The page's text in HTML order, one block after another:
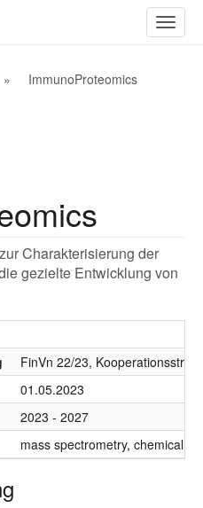
ein-/
ImmunoProteomics
Charakterisierung der
gezielte Entwicklung von
FinVn 22/23,
01.05.2023
2023 - 2027
mass spectrometry, chemical